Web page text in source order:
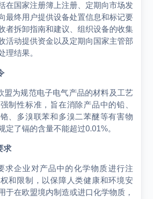
在国家注册簿上注册、定期向市场发
最终用户提供设备处置信息和标记要
者拆卸指南和建议、组织设备的收集
活动提供资金以及定期向国家主管部
理结果。
盟为规范电子电气产品的材料及工艺
制性标准，旨在消除产品中的铅、
、多溴联苯和多溴二苯醚等有害物
定了镉的含量不能超过0.01%。
求
求企业对产品中的化学物质进行注
和限制，以保障人类健康和环境安
于在欧盟境内制造或进口化学物质，